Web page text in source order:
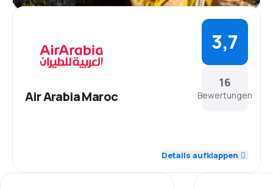
Air Arabia Maroc
16
Bewertungen
3,7
Details aufklappen